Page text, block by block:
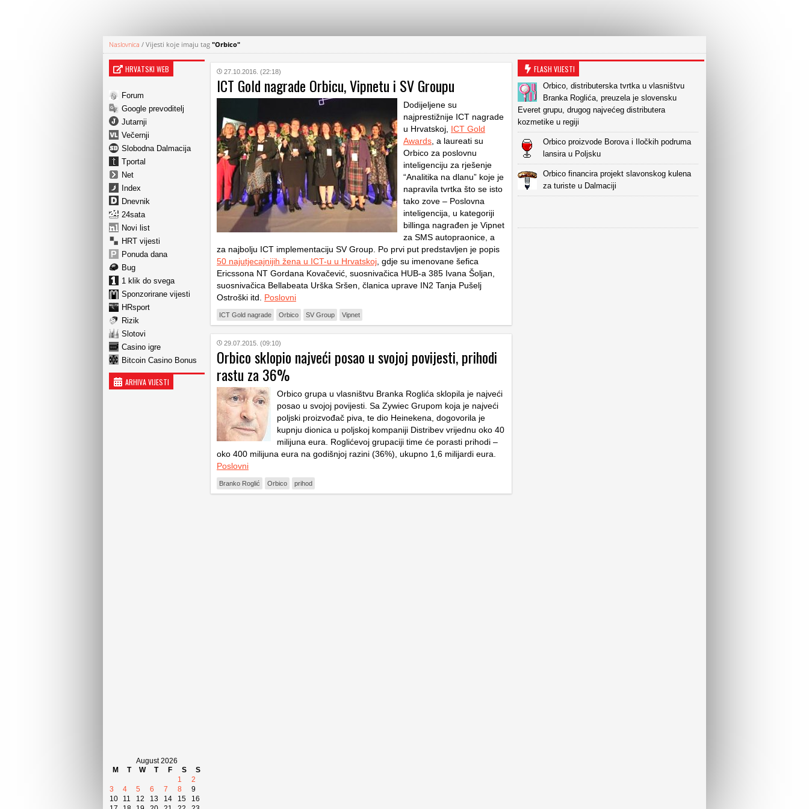
Naslovnica / Vijesti koje imaju tag "Orbico"
HRVATSKI WEB
Forum
Google prevoditelj
Jutarnji
Večernji
Slobodna Dalmacija
Tportal
Net
Index
Dnevnik
24sata
Novi list
HRT vijesti
Ponuda dana
Bug
1 klik do svega
Sponzorirane vijesti
HRsport
Rizik
Slotovi
Casino igre
Bitcoin Casino Bonus
ARHIVA VIJESTI
August 2026
M
T W T F S
S
1
2
3
4 5 6 7 8
9
10
11 12 13 14 15
16
27.10.2016. (22:18)
ICT Gold nagrade Orbicu, Vipnetu i SV Groupu
Dodijeljene su
najprestižnije ICT nagrade
u Hrvatskoj, ICT Gold
Awards , a laureati su
Orbico za poslovnu
inteligenciju za rješenje
“Analitika na dlanu” koje je
napravila tvrtka što se isto
tako zove – Poslovna
inteligencija, u kategoriji
billinga nagrađen je Vipnet
za SMS autopraonice, a
za najbolju ICT implementaciju SV Group. Po prvi put predstavljen je popis
50 najutjecajnijih žena u ICT-u u Hrvatskoj , gdje su imenovane šefica
Ericssona NT Gordana Kovačević, suosnivačica HUB-a 385 Ivana Šoljan,
suosnivačica Bellabeata Urška Sršen, članica uprave IN2 Tanja Pušelj
Ostroški itd. Poslovni
ICT Gold nagrade Orbico SV Group Vipnet
29.07.2015. (09:10)
Orbico sklopio najveći posao u svojoj povijesti, prihodi
rastu za 36%
Orbico grupa u vlasništvu Branka Roglića sklopila je najveći
posao u svojoj povijesti. Sa Zywiec Grupom koja je najveći
poljski proizvođač piva, te dio Heinekena, dogovorila je
kupnju dionica u poljskoj kompaniji Distribev vrijednu oko 40
milijuna eura. Roglićevoj grupaciji time će porasti prihodi –
oko 400 milijuna eura na godišnjoj razini (36%), ukupno 1,6 milijardi eura.
Poslovni
Branko Roglić Orbico prihod
FLASH VIJESTI
Orbico, distributerska tvrtka u vlasništvu
Branka Roglića, preuzela je slovensku
Everet grupu, drugog najvećeg distributera
kozmetike u regiji
Orbico proizvode Borova i Iločkih podruma
lansira u Poljsku
Orbico financira projekt slavonskog kulena
za turiste u Dalmaciji